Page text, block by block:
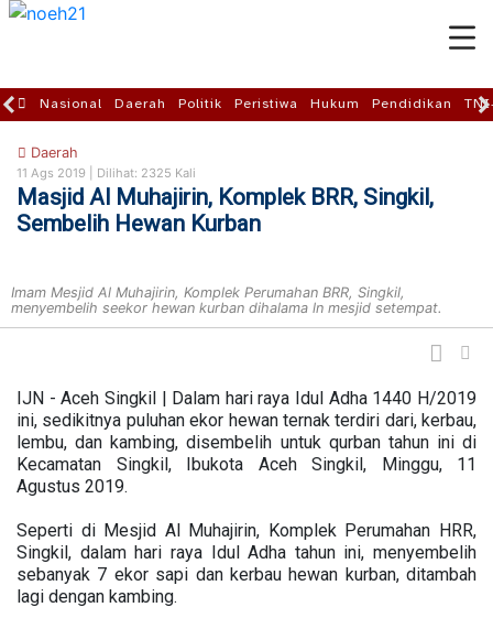
Nasional Daerah Politik Peristiwa Hukum Pendidikan
Daerah
11 Ags 2019 | Dilihat: 2325 Kali
Masjid Al Muhajirin, Komplek BRR, Singkil,
Sembelih Hewan Kurban
Imam Mesjid Al Muhajirin, Komplek Perumahan BRR, Singkil,
menyembelih seekor hewan kurban dihalama ln mesjid setempat.
IJN - Aceh Singkil | Dalam hari raya Idul Adha 1440 H/2019
ini, sedikitnya puluhan ekor hewan ternak terdiri dari, kerbau,
lembu, dan kambing, disembelih untuk qurban tahun ini di
Kecamatan Singkil, Ibukota Aceh Singkil, Minggu, 11
Agustus 2019.
Seperti di Mesjid Al Muhajirin, Komplek Perumahan HRR,
Singkil, dalam hari raya Idul Adha tahun ini, menyembelih
sebanyak 7 ekor sapi dan kerbau hewan kurban, ditambah
lagi dengan kambing.